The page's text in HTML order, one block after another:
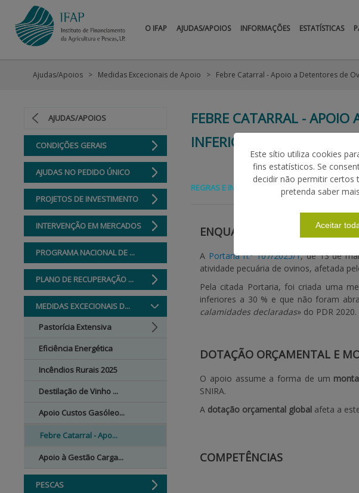
O IFAP AJUDAS/APOIOS INFORMAÇÕES ESTATÍSTICAS
AJUDAS/APOIOS
CONDIÇÕES GERAIS
AJUDAS NO PEDIDO ÚNICO
PROJETOS DE INVESTIMENTO
INTERVENÇÃO EM MERCADOS
PROGRAMA NACIONAL DE ...
PLANO DE RECUPERAÇÃO ...
MEDIDAS EXCECIONAIS D...
Pastorícia Extensiva
Eficiência Energética
Incêndios Rurais 2025
Destilação de Vinho ...
Apoio Custos Gasóleo...
Febre Catarral - Apo...
Apoio à Gestão Carga...
PESCAS
Ajudas/Apoios Medidas Excecionais de Apoio
FEBRE CATARRAL -
INFERIORES A 30%
REGRAS E INFORMAÇÕES BÁSICAS
ENQUADRAMENTO
A Portaria n.º 107/2025/1, de 13 de
atividade pecuária de ovinos, afetada
Pela citada Portaria, foi criada uma
inferiores a 30 % e que não foram
calamidades declaradas» do PDR 2020.
DOTAÇÃO ORÇAMENTAL E
O apoio assume a forma de um
SNIRA.
A dotação orçamental global afeta a
COMPETÊNCIAS
Este sítio utiliza cookies
fins estatísticos. Se
decidir não permitir certos
pretenda saber
Aceitar